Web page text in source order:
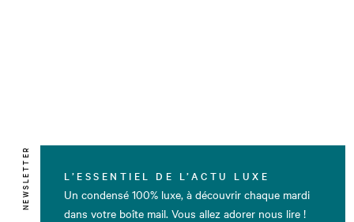
NEWSLETTER L’ESSENTIEL DE L’ACTU LUXE
Un condensé 100% luxe, à découvrir chaque mardi
dans votre boîte mail. Vous allez adorer nous lire !